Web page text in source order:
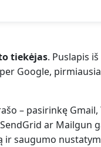
tiekėjas. Puslapis
Google, pirmiausia
– pasirinkę Gmail,
ar Mailgun
saugumo